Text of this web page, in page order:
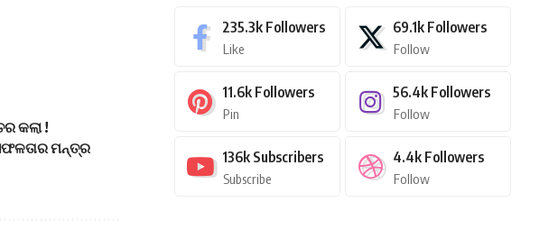
କଲା !
ମନ୍ତ୍ର
235.3k Followers
Like
69.1k Followers
Follow
11.6k Followers
Pin
56.4k Followers
Follow
136k Subscribers
Subscribe
4.4k Followers
Follow